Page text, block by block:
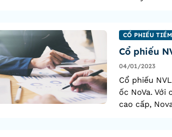
CỔ PHIẾU
Cổ phiếu
04/01/2023
Cổ phiếu
ốc NoVa.
cao cấp,